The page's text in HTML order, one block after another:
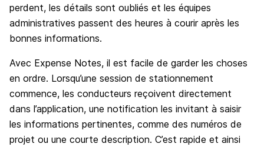
perdent, les détails sont oubliés et les équipes
administratives passent des heures à courir après les
bonnes informations.
Avec Expense Notes, il est facile de garder les choses
en ordre. Lorsqu’une session de stationnement
commence, les conducteurs reçoivent directement
dans l’application, une notification les invitant à saisir
les informations pertinentes, comme des numéros de
projet ou une courte description. C’est rapide et ainsi